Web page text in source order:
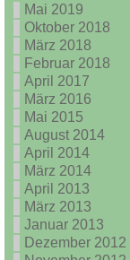
Mai 2019
Oktober 2018
März 2018
Februar 2018
April 2017
März 2016
Mai 2015
August 2014
April 2014
März 2014
April 2013
März 2013
Januar 2013
Dezember 2012